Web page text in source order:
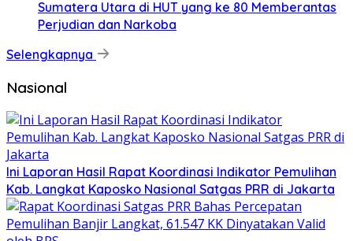
Sumatera Utara di HUT yang ke 80 Memberantas
Perjudian dan Narkoba
Selengkapnya
Nasional
Ini Laporan Hasil Rapat Koordinasi Indikator Pemulihan
Kab. Langkat Kaposko Nasional Satgas PRR di Jakarta